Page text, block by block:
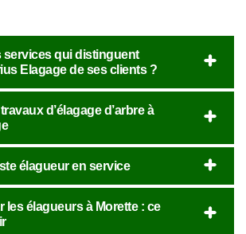
services qui distinguent
Elagage de ses clients ?
d’élagage d’arbre à
élagueur en service
les élagueurs à Morette : ce